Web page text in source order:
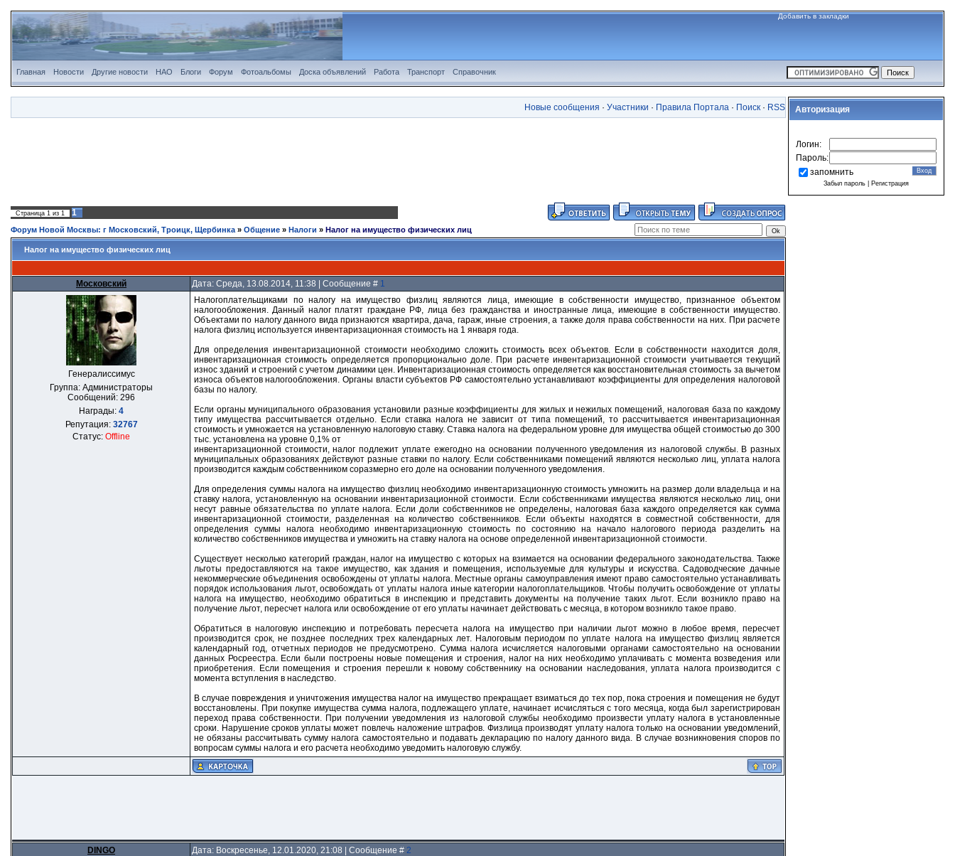
Добавить в закладки
Главная Новости Другие новости НАО Блоги Форум Фотоальбомы Доска объявлений Работа Транспорт Справочник
Новые сообщения · Участники · Правила Портала · Поиск · RSS
Страница 1 из 1 1
Форум Новой Москвы: г Московский, Троицк, Щербинка » Общение » Налоги » Налог на имущество физических лиц
Налог на имущество физических лиц
Московский Дата: Среда, 13.08.2014, 11:38 | Сообщение # 1
Генералиссимус
Группа: Администраторы
Сообщений: 296
Награды: 4
Репутация: 32767
Статус: Offline
Налогоплательщиками по налогу на имущество физлиц являются лица, имеющие в собственности имущество, признанное объектом
налогообложения. Данный налог платят граждане РФ, лица без гражданства и иностранные лица, имеющие в собственности имущество.
Объектами по налогу данного вида признаются квартира, дача, гараж, иные строения, а также доля права собственности на них. При расчете
налога физлиц используется инвентаризационная стоимость на 1 января года.
Для определения инвентаризационной стоимости необходимо сложить стоимость всех объектов. Если в собственности находится доля,
инвентаризационная стоимость определяется пропорционально доле. При расчете инвентаризационной стоимости учитывается текущий
износ зданий и строений с учетом динамики цен. Инвентаризационная стоимость определяется как восстановительная стоимость за вычетом
износа объектов налогообложения. Органы власти субъектов РФ самостоятельно устанавливают коэффициенты для определения налоговой
базы по налогу.
Если органы муниципального образования установили разные коэффициенты для жилых и нежилых помещений, налоговая база по каждому
типу имущества рассчитывается отдельно. Если ставка налога не зависит от типа помещений, то рассчитывается инвентаризационная
стоимость и умножается на установленную налоговую ставку. Ставка налога на федеральном уровне для имущества общей стоимостью до 300
тыс. установлена на уровне 0,1% от
инвентаризационной стоимости, налог подлежит уплате ежегодно на основании полученного уведомления из налоговой службы. В разных
муниципальных образованиях действуют разные ставки по налогу. Если собственниками помещений являются несколько лиц, уплата налога
производится каждым собственником соразмерно его доле на основании полученного уведомления.
Для определения суммы налога на имущество физлиц необходимо инвентаризационную стоимость умножить на размер доли владельца и на
ставку налога, установленную на основании инвентаризационной стоимости. Если собственниками имущества являются несколько лиц, они
несут равные обязательства по уплате налога. Если доли собственников не определены, налоговая база каждого определяется как сумма
инвентаризационной стоимости, разделенная на количество собственников. Если объекты находятся в совместной собственности, для
определения суммы налога необходимо инвентаризационную стоимость по состоянию на начало налогового периода разделить на
количество собственников имущества и умножить на ставку налога на основе определенной инвентаризационной стоимости.
Существует несколько категорий граждан, налог на имущество с которых на взимается на основании федерального законодательства. Также
льготы предоставляются на такое имущество, как здания и помещения, используемые для культуры и искусства. Садоводческие дачные
некоммерческие объединения освобождены от уплаты налога. Местные органы самоуправления имеют право самостоятельно устанавливать
порядок использования льгот, освобождать от уплаты налога иные категории налогоплательщиков. Чтобы получить освобождение от уплаты
налога на имущество, необходимо обратиться в инспекцию и представить документы на получение таких льгот. Если возникло право на
получение льгот, пересчет налога или освобождение от его уплаты начинает действовать с месяца, в котором возникло такое право.
Обратиться в налоговую инспекцию и потребовать пересчета налога на имущество при наличии льгот можно в любое время, пересчет
производится срок, не позднее последних трех календарных лет. Налоговым периодом по уплате налога на имущество физлиц является
календарный год, отчетных периодов не предусмотрено. Сумма налога исчисляется налоговыми органами самостоятельно на основании
данных Росреестра. Если были построены новые помещения и строения, налог на них необходимо уплачивать с момента возведения или
приобретения. Если помещения и строения перешли к новому собственнику на основании наследования, уплата налога производится с
момента вступления в наследство.
В случае повреждения и уничтожения имущества налог на имущество прекращает взиматься до тех пор, пока строения и помещения не будут
восстановлены. При покупке имущества сумма налога, подлежащего уплате, начинает исчисляться с того месяца, когда был зарегистрирован
переход права собственности. При получении уведомления из налоговой службы необходимо произвести уплату налога в установленные
сроки. Нарушение сроков уплаты может повлечь наложение штрафов. Физлица производят уплату налога только на основании уведомлений,
не обязаны рассчитывать сумму налога самостоятельно и подавать декларацию по налогу данного вида. В случае возникновения споров по
вопросам суммы налога и его расчета необходимо уведомить налоговую службу.
DINGO Дата: Воскресенье, 12.01.2020, 21:08 | Сообщение # 2
Авторизация
Логин:
Пароль:
запомнить
Забыл пароль Регистрация